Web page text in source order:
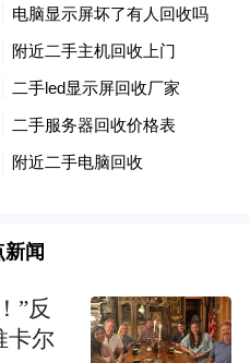
度参与。相继开发了
，推出了一批生物多
金融支持生物多样性
一批长期奋斗在生物
公益使者。生物多样
赢之路越走越宽。山
是金山银山”理念，
闻
”反
卡尔